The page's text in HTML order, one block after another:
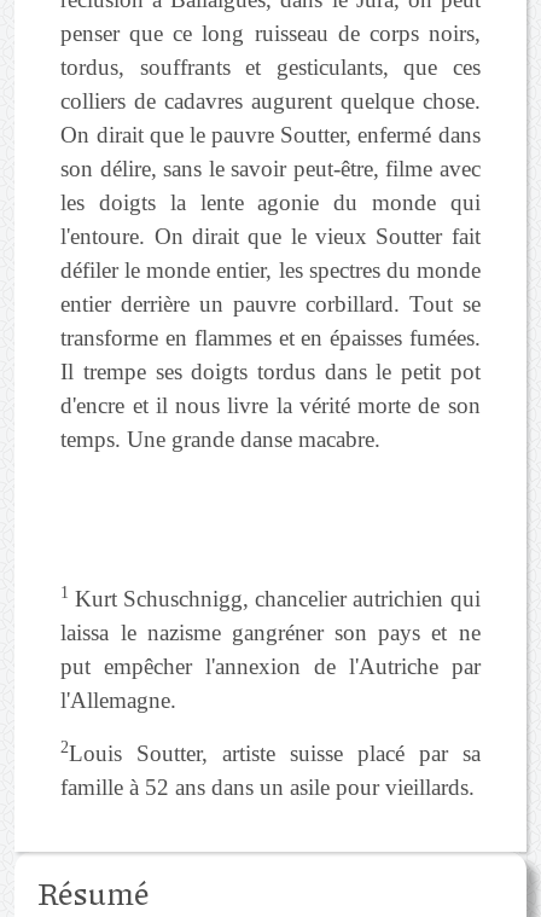
penser que ce long ruisseau de corps noirs,
tordus, souffrants et gesticulants, que ces
colliers de cadavres augurent quelque chose.
On dirait que le pauvre Soutter, enfermé dans
son délire, sans le savoir peut-être, filme avec
les doigts la lente agonie du monde qui
l'entoure. On dirait que le vieux Soutter fait
défiler le monde entier, les spectres du monde
entier derrière un pauvre corbillard. Tout se
transforme en flammes et en épaisses fumées.
Il trempe ses doigts tordus dans le petit pot
d'encre et il nous livre la vérité morte de son
temps. Une grande danse macabre.
1 Kurt Schuschnigg, chancelier autrichien qui
laissa le nazisme gangréner son pays et ne
put empêcher l'annexion de l'Autriche par
l'Allemagne.
2Louis Soutter, artiste suisse placé par sa
famille à 52 ans dans un asile pour vieillards.
Résumé